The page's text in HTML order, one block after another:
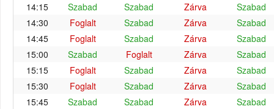
14:15
Szabad Szabad Zárva
Szabad
14:30
Foglalt Szabad Zárva
Szabad
14:45
Foglalt Szabad Zárva
Szabad
15:00
Szabad Foglalt Zárva
Szabad
15:15
Foglalt Szabad Zárva
Szabad
15:30
Foglalt Szabad Zárva
Szabad
15:45
Szabad Szabad Zárva
Szabad